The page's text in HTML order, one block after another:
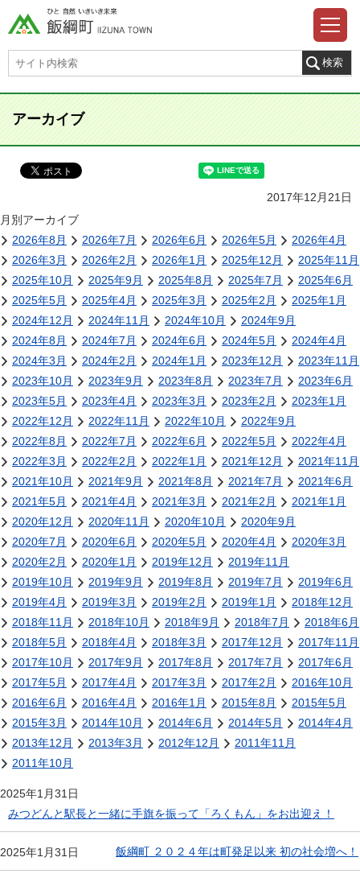
アーカイブ
2017年12月21日
月別アーカイブ
2026年8月
2026年7月 2026年6月 2026年5月
2026年4月
2026年3月
2026年2月 2026年1月 2025年12月
2025年11月
2025年10月
2025年9月 2025年8月 2025年7月
2025年6月
2025年5月
2025年4月 2025年3月 2025年2月
2025年1月
2024年12月
2024年11月 2024年10月
2024年9月
2024年8月
2024年7月 2024年6月 2024年5月
2024年4月
2024年3月
2024年2月 2024年1月 2023年12月
2023年11月
2023年10月
2023年9月 2023年8月 2023年7月
2023年6月
2023年5月
2023年4月 2023年3月 2023年2月
2023年1月
2022年12月
2022年11月 2022年10月
2022年9月
2022年8月
2022年7月 2022年6月 2022年5月
2022年4月
2022年3月
2022年2月 2022年1月 2021年12月
2021年11月
2021年10月
2021年9月 2021年8月 2021年7月
2021年6月
2021年5月
2021年4月 2021年3月 2021年2月
2021年1月
2020年12月
2020年11月 2020年10月
2020年9月
2020年7月
2020年6月 2020年5月 2020年4月
2020年3月
2020年2月
2020年1月 2019年12月
2019年11月
2019年10月
2019年9月 2019年8月 2019年7月
2019年6月
2019年4月
2019年3月 2019年2月 2019年1月
2018年12月
2018年11月
2018年10月 2018年9月 2018年7月
2018年6月
2018年5月
2018年4月 2018年3月 2017年12月
2017年11月
2017年10月
2017年9月 2017年8月 2017年7月
2017年6月
2017年5月
2017年4月 2017年3月 2017年2月
2016年10月
2016年6月
2016年4月 2016年1月 2015年8月
2015年5月
2015年3月
2014年10月 2014年6月 2014年5月
2014年4月
2013年12月
2013年3月 2012年12月
2011年11月
2011年10月
2025年1月31日
みつどんと駅長と一緒に手旗を振って「ろくもん」をお出迎え！
2025年1月31日 飯綱町 ２０２４年は町発足以来 初の社会増へ！